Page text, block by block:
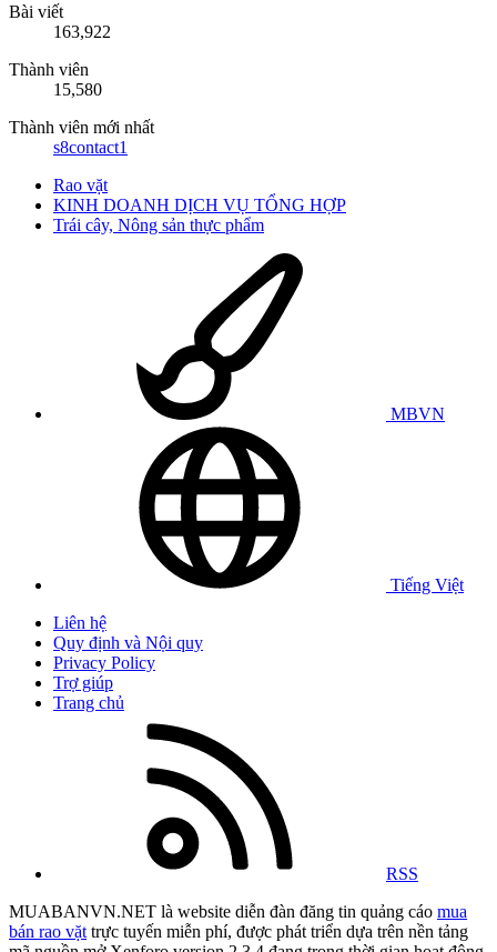
Bài viết
163,922
Thành viên
15,580
Thành viên mới nhất
s8contact1
Rao vặt
KINH DOANH DỊCH VỤ TỔNG HỢP
Trái cây, Nông sản thực phẩm
MBVN
Tiếng Việt
Liên hệ
Quy định và Nội quy
Privacy Policy
Trợ giúp
Trang chủ
RSS
MUABANVN.NET là website diễn đàn đăng tin quảng cáo mua
bán rao vặt trực tuyến miễn phí, được phát triển dựa trên nền tảng